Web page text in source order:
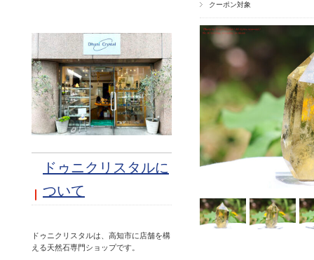
クーポン対象
ドゥニクリスタルに
ついて
ドゥニクリスタルは、高知市に店舗を構
える天然石専門ショップです。